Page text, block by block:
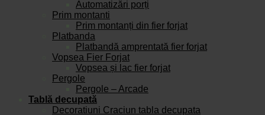
Automatizări porți
Prim montanti
Prim montanți din fier forjat
Platbanda
Platbandă amprentată fier forjat
Vopsea Fier Forjat
Vopsea și lac fier forjat
Pergole
Pergole – Arcade
Tablă decupată
Decoratiuni Craciun tabla decupata